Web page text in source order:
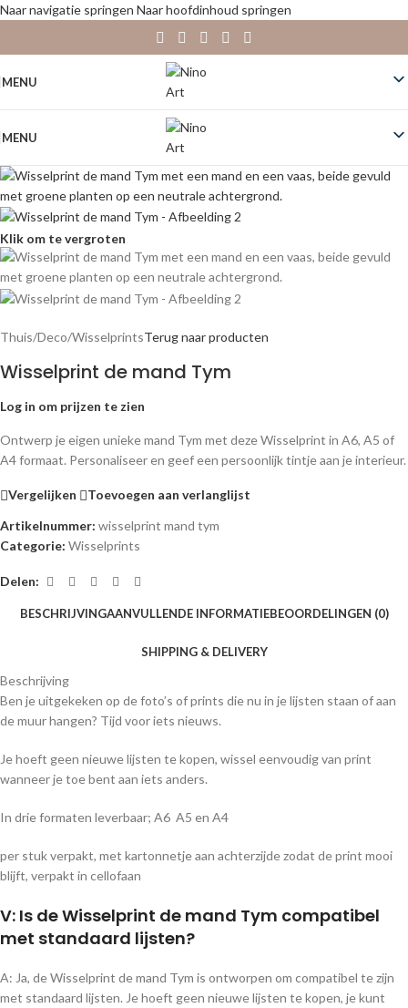
Naar navigatie springen Naar hoofdinhoud springen
MENU
MENU
Klik om te vergroten
Thuis/Deco/WisselprintsTerug naar producten
Wisselprint de mand Tym
Log in om prijzen te zien
Ontwerp je eigen unieke mand Tym met deze Wisselprint in A6, A5 of
A4 formaat. Personaliseer en geef een persoonlijk tintje aan je interieur.
Vergelijken
Toevoegen aan verlanglijst
Artikelnummer: wisselprint mand tym
Categorie: Wisselprints
Delen:
BESCHRIJVINGAANVULLENDE INFORMATIEBEOORDELINGEN (0)
SHIPPING & DELIVERY
Beschrijving
Ben je uitgekeken op de foto’s of prints die nu in je lijsten staan of aan
de muur hangen? Tijd voor iets nieuws.
Je hoeft geen nieuwe lijsten te kopen, wissel eenvoudig van print
wanneer je toe bent aan iets anders.
In drie formaten leverbaar; A6 A5 en A4
per stuk verpakt, met kartonnetje aan achterzijde zodat de print mooi
blijft, verpakt in cellofaan
V: Is de Wisselprint de mand Tym compatibel
met standaard lijsten?
A: Ja, de Wisselprint de mand Tym is ontworpen om compatibel te zijn
met standaard lijsten. Je hoeft geen nieuwe lijsten te kopen, je kunt